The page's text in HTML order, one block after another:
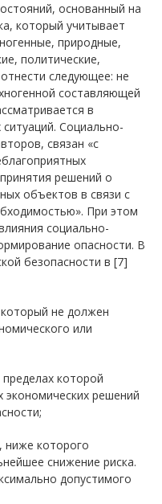
основанный на
который учитывает
природные,
политические,
следующее: не
составляющей
в
Социально-
связан «с
решений о
объектов в связи с
При этом
социально-
опасности. В
безопасности в [7]
не должен
или
которой
экономических решений
ниже которого
снижение риска.
допустимого